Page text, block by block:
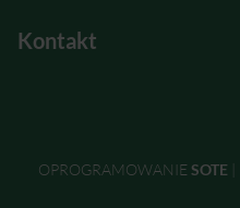
Kontakt
OPROGRAMOWANIE SOTE